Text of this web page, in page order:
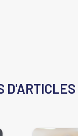
D'ARTICLES